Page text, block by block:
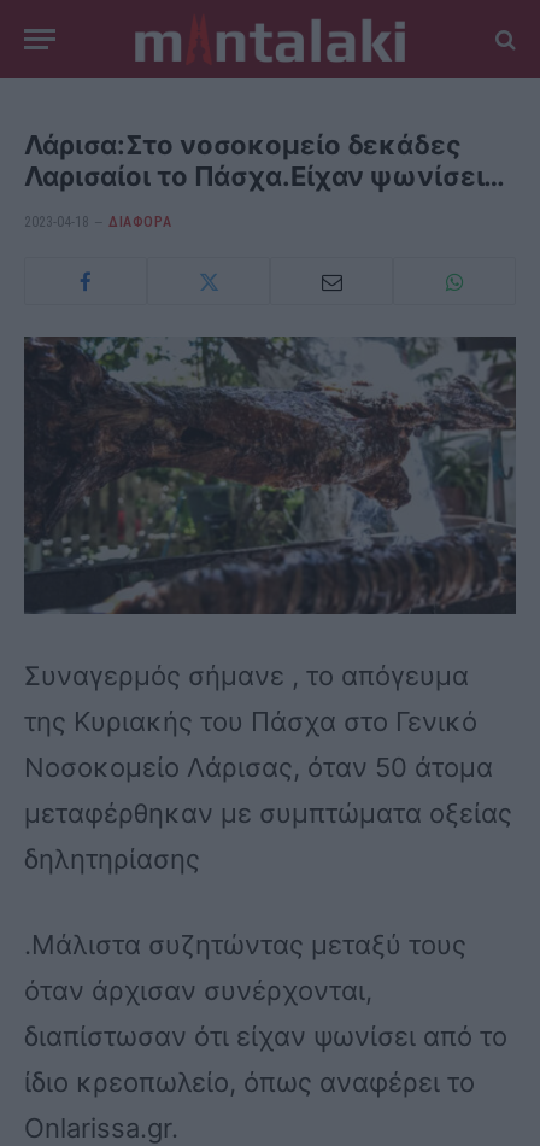
Λάρισα:Στο νοσοκομείο δεκάδες
Λαρισαίοι το Πάσχα.Είχαν ψωνίσει…
2023-04-18 ΔΙΆΦΟΡΑ
Συναγερμός σήμανε , το απόγευμα
της Κυριακής του Πάσχα στο Γενικό
Νοσοκομείο Λάρισας, όταν 50 άτομα
μεταφέρθηκαν με συμπτώματα οξείας
δηλητηρίασης
.Μάλιστα συζητώντας μεταξύ τους
όταν άρχισαν συνέρχονται,
διαπίστωσαν ότι είχαν ψωνίσει από το
ίδιο κρεοπωλείο, όπως αναφέρει το
Onlarissa.gr.